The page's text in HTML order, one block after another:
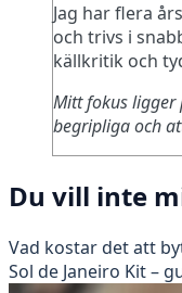
Jag har flera
och trivs i
källkritik och
Mitt fokus
begripliga och
Du vill inte
Vad kostar det att
Sol de Janeiro Kit –